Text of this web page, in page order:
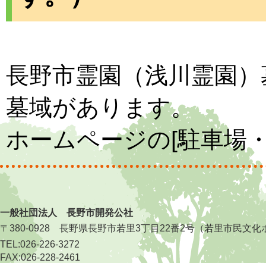
長野市霊園（浅川霊園
墓域があります。
ホームページの[駐車場
一般社団法人 長野市開発公社
〒380-0928 長野県長野市若里3丁目22番2号（若里市民文
TEL:026-226-3272
FAX:026-228-2461